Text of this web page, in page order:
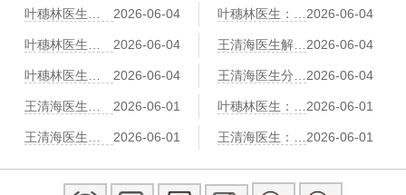
叶穗林医生：红景天、黄芪、党参——三味益气养心中药比较 2026-06-04 叶穗林医生：冠心病中医预防“治未病”：早期胸闷气短的调养对策2026-06-04
叶穗林医生：刮痧辅助治疗冠心病：刮拭胸前膻中、心经路线 2026-06-04 王清海医生解读：情绪激动易诱发心绞痛？中医养心调神有三个方法2026-06-04
叶穗林医生：气功调息降心率：冠心病患者的“六字诀”演练 2026-06-04 王清海医生分享：足浴也能护心脏？活血通络中药足浴方推荐2026-06-04
王清海医生：冠心病患者“寒露”节气养生：润燥养肺、防寒护心阳 2026-06-01 叶穗林医生：冠心病伴“耳鸣耳聋”的中医“补肾通窍”调养法2026-06-01
王清海医生：冠心病患者“小满”时节养生：祛湿健脾、防湿热困心 2026-06-01 王清海医生：中医“拈筋法”护心：冠心病患者胸背部的筋结松解术2026-06-01